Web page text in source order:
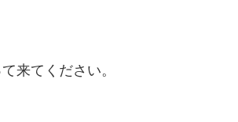
来てください。